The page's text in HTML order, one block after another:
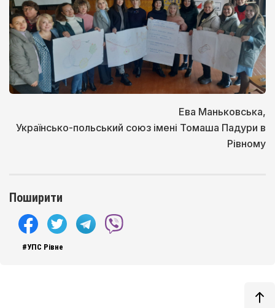
Ева Маньковська,
Українсько-польський союз імені Томаша Падури в
Рівному
Поширити
#УПС Рівне